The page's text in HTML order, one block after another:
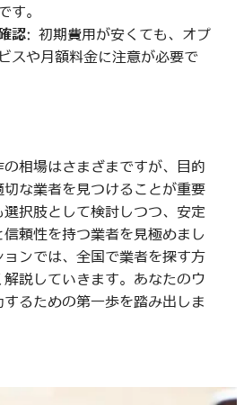
す。
認: 初期費用が安くても、オプ
スや月額料金に注意が必要で
相場はさまざまですが、目的
な業者を見つけることが重要
択肢として検討しつつ、安定
信頼性を持つ業者を見極めまし
ョンでは、全国で業者を探す方
説していきます。あなたのウ
するための第一歩を踏み出しま